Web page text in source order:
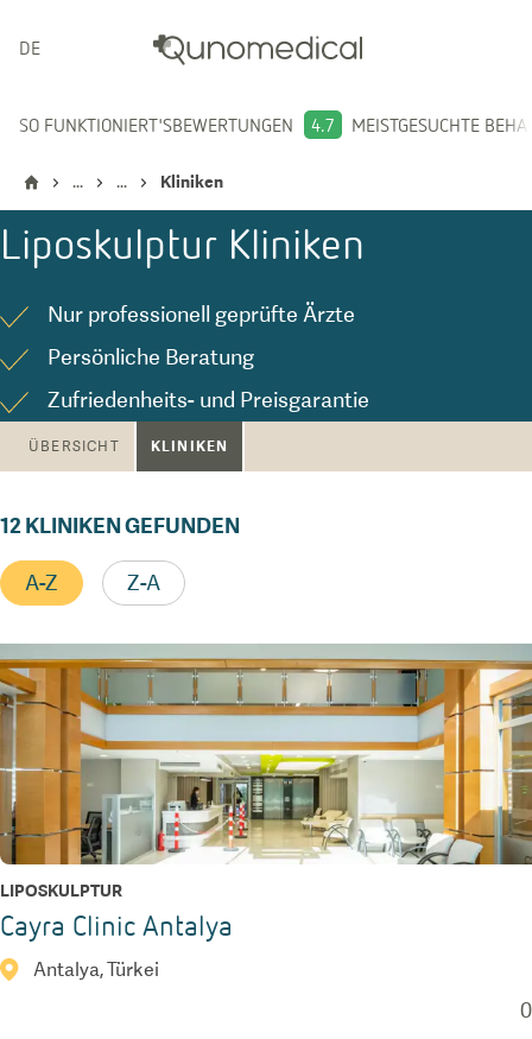
DEUTSCH
SO FUNKTIONIERT'SBEWERTUNGEN 4.7 MEISTGESUCHTE
... ... Kliniken
Liposkulptur Kliniken
Nur professionell geprüfte Ärzte
Persönliche Beratung
Zufriedenheits- und Preisgarantie
ÜBERSICHT KLINIKEN
12KLINIKEN GEFUNDEN
A-Z Z-A
LIPOSKULPTUR
Cayra Clinic Antalya
Antalya, Türkei
0